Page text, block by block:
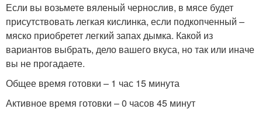
Если вы возьмете вяленый чернослив, в мясе будет
присутствовать легкая кислинка, если подкопченный –
мяско приобретет легкий запах дымка. Какой из
вариантов выбрать, дело вашего вкуса, но так или иначе
вы не прогадаете.
Общее время готовки – 1 час 15 минута
Активное время готовки – 0 часов 45 минут